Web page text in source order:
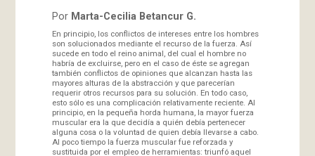
Por Marta-Cecilia Betancur G.
En principio, los conflictos de intereses entre los hombres
son solucionados mediante el recurso de la fuerza. Así
sucede en todo el reino animal, del cual el hombre no
habría de excluirse, pero en el caso de éste se agregan
también conflictos de opiniones que alcanzan hasta las
mayores alturas de la abstracción y que parecerían
requerir otros recursos para su solución. En todo caso,
esto sólo es una complicación relativamente reciente. Al
principio, en la pequeña horda humana, la mayor fuerza
muscular era la que decidía a quién debía pertenecer
alguna cosa o la voluntad de quien debía llevarse a cabo.
Al poco tiempo la fuerza muscular fue reforzada y
sustituida por el empleo de herramientas: triunfó aquel